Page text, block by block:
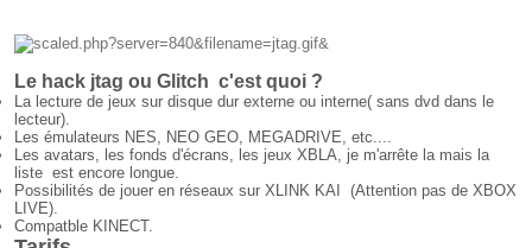
Le hack jtag ou Glitch c'est quoi ?
La lecture de jeux sur disque dur externe ou interne( sans dvd dans le
lecteur).
Les émulateurs NES, NEO GEO, MEGADRIVE, etc....
Les avatars, les fonds d'écrans, les jeux XBLA, je m'arrête la mais la
liste est encore longue.
Possibilités de jouer en réseaux sur XLINK KAI (Attention pas de XBOX
LIVE).
Compatble KINECT.